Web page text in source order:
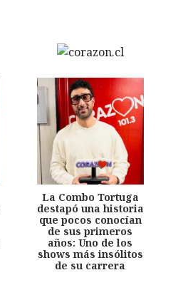
La Combo Tortuga
destapó una historia
que pocos conocían
de sus primeros
años: Uno de los
shows más insólitos
de su carrera